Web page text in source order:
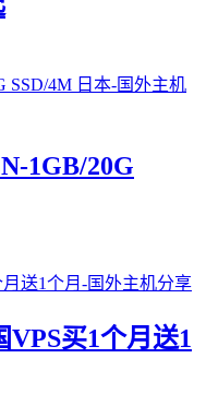
1GB/20G
VPS买1个月送1